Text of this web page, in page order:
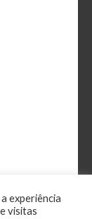
experiência
visitas